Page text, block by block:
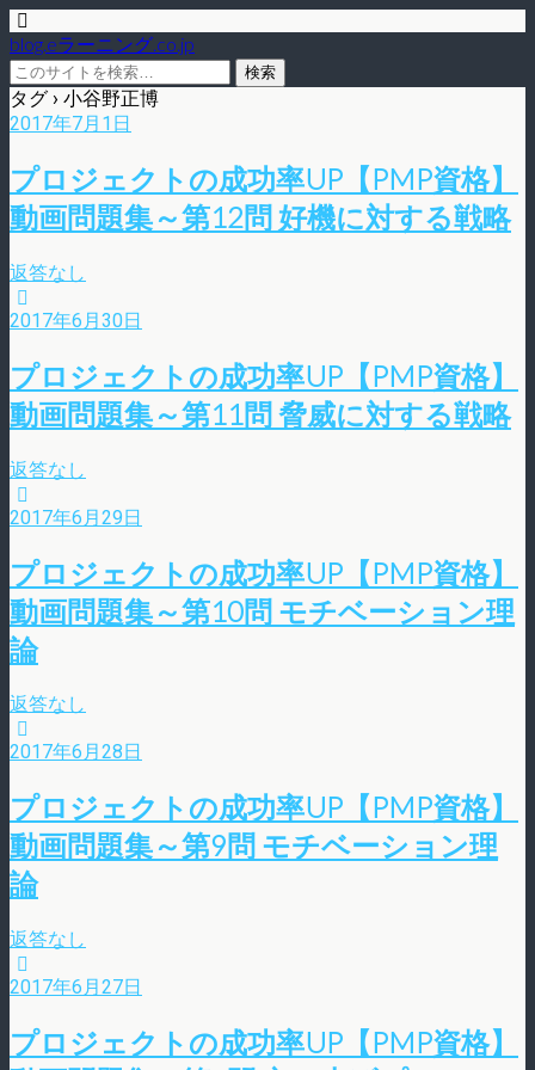
blog.eラーニング.co.jp
タグ › 小谷野正博
2017年7月1日
プロジェクトの成功率UP【PMP資格】
動画問題集～第12問 好機に対する戦略
返答なし
2017年6月30日
プロジェクトの成功率UP【PMP資格】
動画問題集～第11問 脅威に対する戦略
返答なし
2017年6月29日
プロジェクトの成功率UP【PMP資格】
動画問題集～第10問 モチベーション理
論
返答なし
2017年6月28日
プロジェクトの成功率UP【PMP資格】
動画問題集～第9問 モチベーション理
論
返答なし
2017年6月27日
プロジェクトの成功率UP【PMP資格】